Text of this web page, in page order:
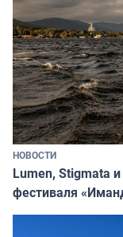
НОВОСТИ
Lumen, Stigmata
фестиваля